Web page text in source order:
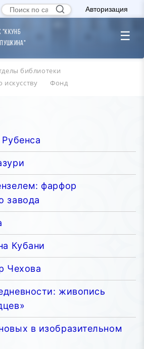
Авторизация
"ККУНБ
Пушкина"
☰
библиотеки
искусству
Фонд
фарфор
завода
Кубани
Чехова
живопись
в изобразительном